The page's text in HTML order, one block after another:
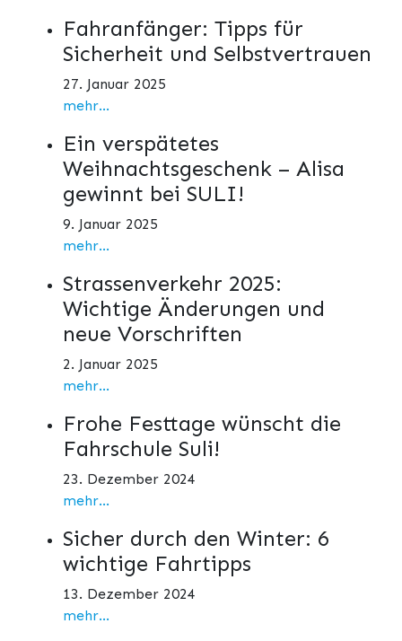
Fahranfänger: Tipps für
Sicherheit und Selbstvertrauen
27. Januar 2025
mehr...
Ein verspätetes
Weihnachtsgeschenk – Alisa
gewinnt bei SULI!
9. Januar 2025
mehr...
Strassenverkehr 2025:
Wichtige Änderungen und
neue Vorschriften
2. Januar 2025
mehr...
Frohe Festtage wünscht die
Fahrschule Suli!
23. Dezember 2024
mehr...
Sicher durch den Winter: 6
wichtige Fahrtipps
13. Dezember 2024
mehr...